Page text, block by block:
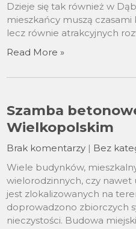
Dzieje się tak również w
mieszkańcy muszą
lecz równie atrakcyjnych
Read More »
Szamba
Wielkopolskim
Brak komentarzy | Bez
Wiele budynków,
wielorodzinnych, czy
jest zlokalizowanych na
doprowadzono zbiorczych
nieczystości. Budowa